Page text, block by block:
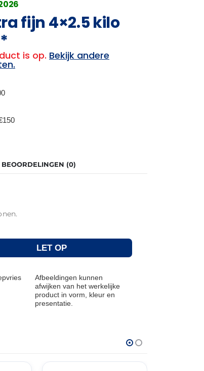
fijn 4×2.5 kilo
is op. Bekijk andere
BEOORDELINGEN (0)
LET OP
Afbeeldingen kunnen
afwijken van het werkelijke
product in vorm, kleur en
presentatie.